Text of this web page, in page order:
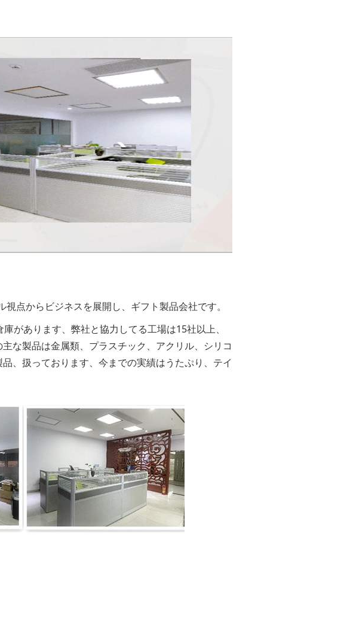
点からビジネスを展開し、ギフト製品会社です。
があります、弊社と協力してる工場は15社以上、
主な製品は金属類、プラスチック、アクリル、シリコ
、扱っております、今までの実績はうたぷり、テイ